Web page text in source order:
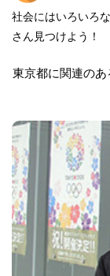
社会にはいろいろ
さん見つけよう！
東京都に関連のあ